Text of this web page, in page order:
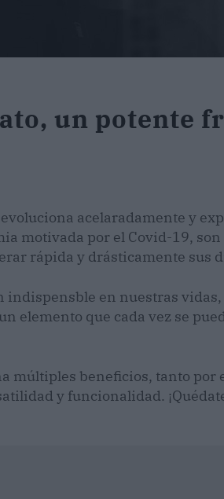
un potente
acelaradamente y
motivada por el Covid-19, son
rápida y drásticamente sus
en nuestras vidas,
elemento que cada vez se
múltiples beneficios, tanto por
y funcionalidad.